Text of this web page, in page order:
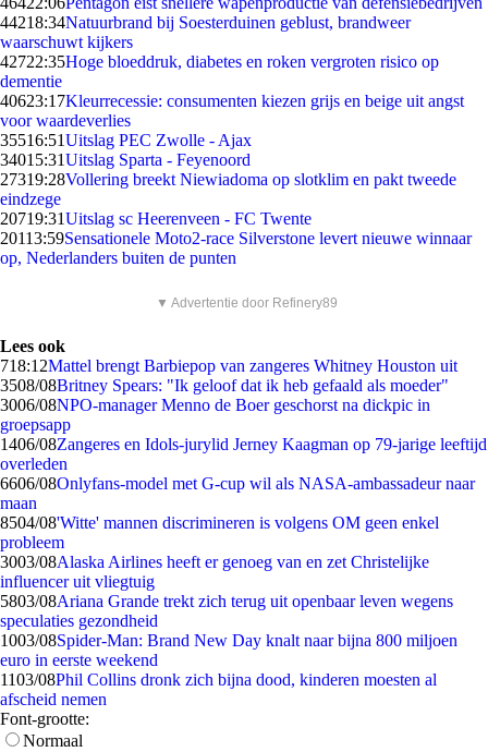
44218:34Natuurbrand bij Soesterduinen geblust, brandweer
waarschuwt kijkers
42722:35Hoge bloeddruk, diabetes en roken vergroten risico op
dementie
40623:17Kleurrecessie: consumenten kiezen grijs en beige uit angst
voor waardeverlies
35516:51Uitslag PEC Zwolle - Ajax
34015:31Uitslag Sparta - Feyenoord
27319:28Vollering breekt Niewiadoma op slotklim en pakt tweede
eindzege
20719:31Uitslag sc Heerenveen - FC Twente
20113:59Sensationele Moto2-race Silverstone levert nieuwe winnaar
op, Nederlanders buiten de punten
▼ Advertentie door Refinery89
Lees ook
718:12Mattel brengt Barbiepop van zangeres Whitney Houston uit
3508/08Britney Spears: "Ik geloof dat ik heb gefaald als moeder"
3006/08NPO-manager Menno de Boer geschorst na dickpic in
groepsapp
1406/08Zangeres en Idols-jurylid Jerney Kaagman op 79-jarige leeftijd
overleden
6606/08Onlyfans-model met G-cup wil als NASA-ambassadeur naar
maan
8504/08'Witte' mannen discrimineren is volgens OM geen enkel
probleem
3003/08Alaska Airlines heeft er genoeg van en zet Christelijke
influencer uit vliegtuig
5803/08Ariana Grande trekt zich terug uit openbaar leven wegens
speculaties gezondheid
1003/08Spider-Man: Brand New Day knalt naar bijna 800 miljoen
euro in eerste weekend
1103/08Phil Collins dronk zich bijna dood, kinderen moesten al
afscheid nemen
Font-grootte:
Normaal